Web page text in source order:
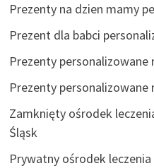
Prezenty na dzien mamy
Prezent dla babci
Prezenty personalizowane
Prezenty personalizowane
Zamknięty ośrodek
Śląsk
Prywatny ośrodek